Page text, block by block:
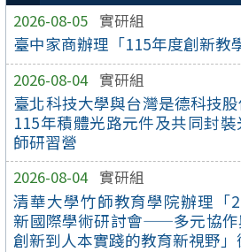
2026-08-05 實研組
臺中家商辦理「115年度創新教
2026-08-04 實研組
臺北科技大學與台灣是德科技
115年積體光路元件及共同封
師研習營
2026-08-04 實研組
清華大學竹師教育學院辦理「
新國際學術研討會——多元協作
創新到人本實踐的教育新視野